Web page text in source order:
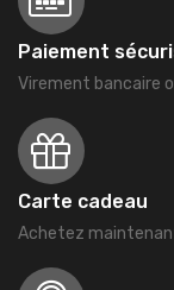
Paiement
Virement bancaire
Carte cadeau
Achetez